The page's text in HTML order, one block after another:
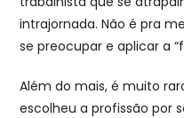
intrajornada. Não é pra
se preocupar e aplicar a
Além do mais, é muito
escolheu a profissão por